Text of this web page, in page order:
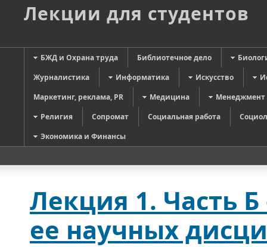
Лекции для студентов
БЖД и Охрана труда Библиотечное дело
Журналистика
Информатика Искусство
Маркетинг, реклама, PR
Медицина
Менеджмент
Религия
Сопромат Социальная работа
Экономика и Финансы
Лекция 1. Часть
ее научных